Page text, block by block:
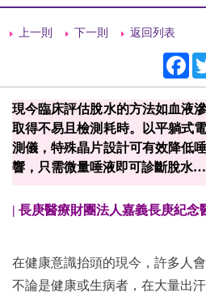
上一則 下一則 返回列表
現今臨床評估脫水的方法如血液
取得不易且檢測耗時。以平躺式
測儀，特殊晶片設計可有效降低
響，只需微量唾液即可診斷脫水
| 長庚醫療財團法人嘉義長庚紀念
在健康意識抬頭的現今，許多人
不論是健康或生病者，在大量出